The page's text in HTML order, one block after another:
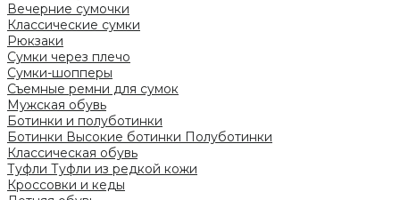
Вечерние сумочки
Классические сумки
Рюкзаки
Сумки через плечо
Сумки-шопперы
Съемные ремни для сумок
Мужская обувь
Ботинки и полуботинки
Ботинки Высокие ботинки Полуботинки
Классическая обувь
Туфли Туфли из редкой кожи
Кроссовки и кеды